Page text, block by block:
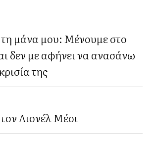
μάνα μου: Μένουμε στο
δεν με αφήνει να ανασάνω
της
Λιονέλ Μέσι